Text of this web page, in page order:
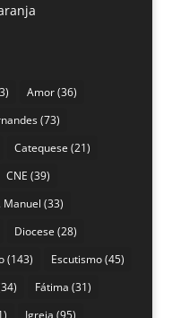
Amor(36)
(73)
Catequese (21)
CNE (39)
Manuel (33)
Diocese (28)
(143) Escutismo(45)
Fátima (31)